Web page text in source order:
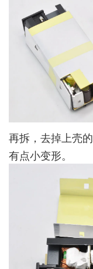
再拆，去掉上壳
有点小变形。